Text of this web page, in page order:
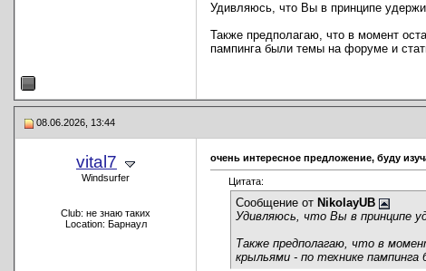
Удивляюсь, что Вы в принципе
Также предполагаю, что в момент
пампинга были темы на форуме и
08.06.2026, 13:44
vital7
Windsurfer
Club: не знаю таких
Location: Барнаул
очень интересное предложение, буду
Цитата:
Сообщение от NikolayUB
Удивляюсь, что Вы в принципе
Также предполагаю, что в
крыльями - по технике